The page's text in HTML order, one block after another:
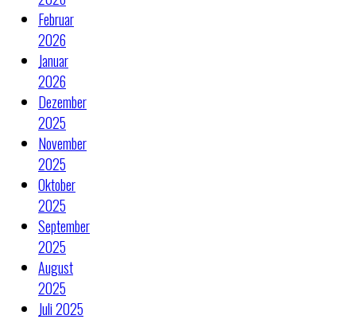
Februar
2026
Januar
2026
Dezember
2025
November
2025
Oktober
2025
September
2025
August
2025
Juli 2025